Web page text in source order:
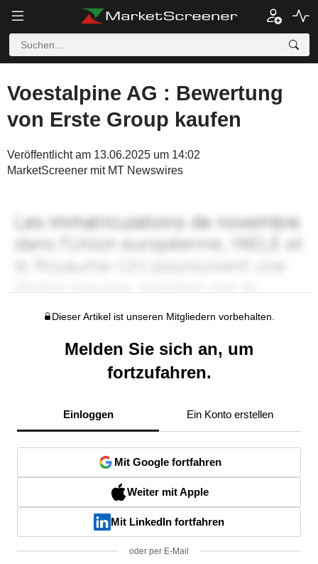
Voestalpine AG : Bewertung
von Erste Group kaufen
Veröffentlicht am 13.06.2025 um 14:02
MarketScreener mit MT Newswires
Dieser Artikel ist unseren Mitgliedern vorbehalten.
Melden Sie sich an, um
fortzufahren.
Einloggen Ein Konto erstellen
Mit Google fortfahren
Weiter mit Apple
Mit LinkedIn fortfahren
oder per E-Mail